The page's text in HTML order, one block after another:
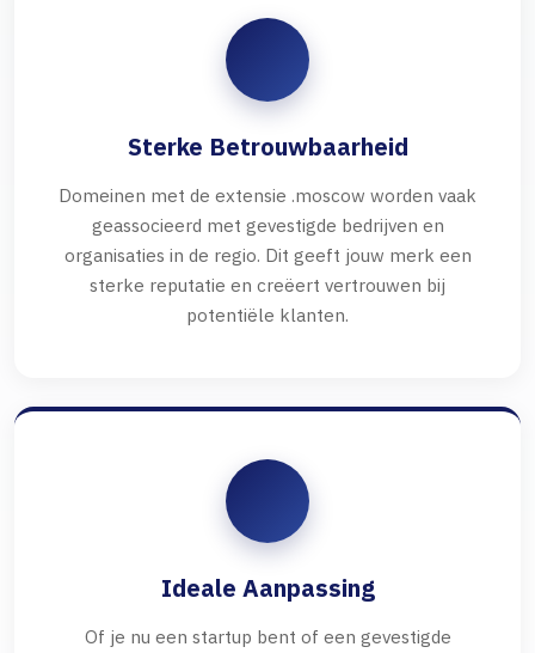
Sterke Betrouwbaarheid
Domeinen met de extensie .moscow worden vaak
geassocieerd met gevestigde bedrijven en
organisaties in de regio. Dit geeft jouw merk een
sterke reputatie en creëert vertrouwen bij
potentiële klanten.
Ideale Aanpassing
Of je nu een startup bent of een gevestigde